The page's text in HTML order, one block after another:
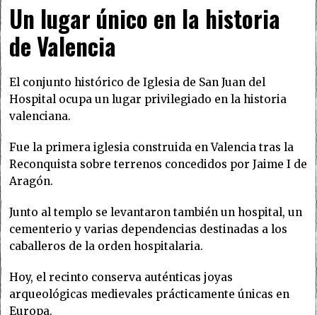
Un lugar único en la historia
de Valencia
El conjunto histórico de Iglesia de San Juan del
Hospital ocupa un lugar privilegiado en la historia
valenciana.
Fue la primera iglesia construida en Valencia tras la
Reconquista sobre terrenos concedidos por Jaime I de
Aragón.
Junto al templo se levantaron también un hospital, un
cementerio y varias dependencias destinadas a los
caballeros de la orden hospitalaria.
Hoy, el recinto conserva auténticas joyas
arqueológicas medievales prácticamente únicas en
Europa.